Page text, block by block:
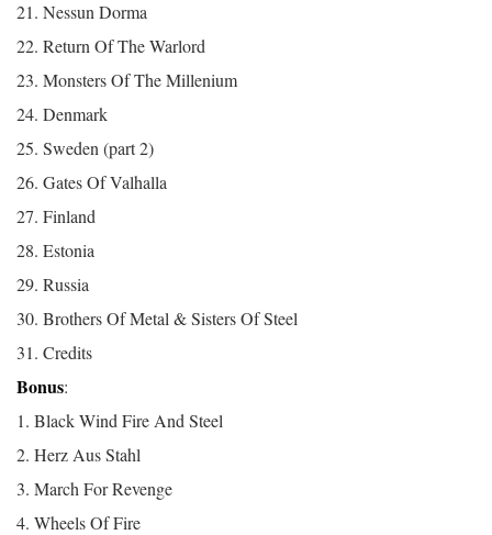
21. Nessun Dorma
22. Return Of The Warlord
23. Monsters Of The Millenium
24. Denmark
25. Sweden (part 2)
26. Gates Of Valhalla
27. Finland
28. Estonia
29. Russia
30. Brothers Of Metal & Sisters Of Steel
31. Credits
Bonus:
1. Black Wind Fire And Steel
2. Herz Aus Stahl
3. March For Revenge
4. Wheels Of Fire